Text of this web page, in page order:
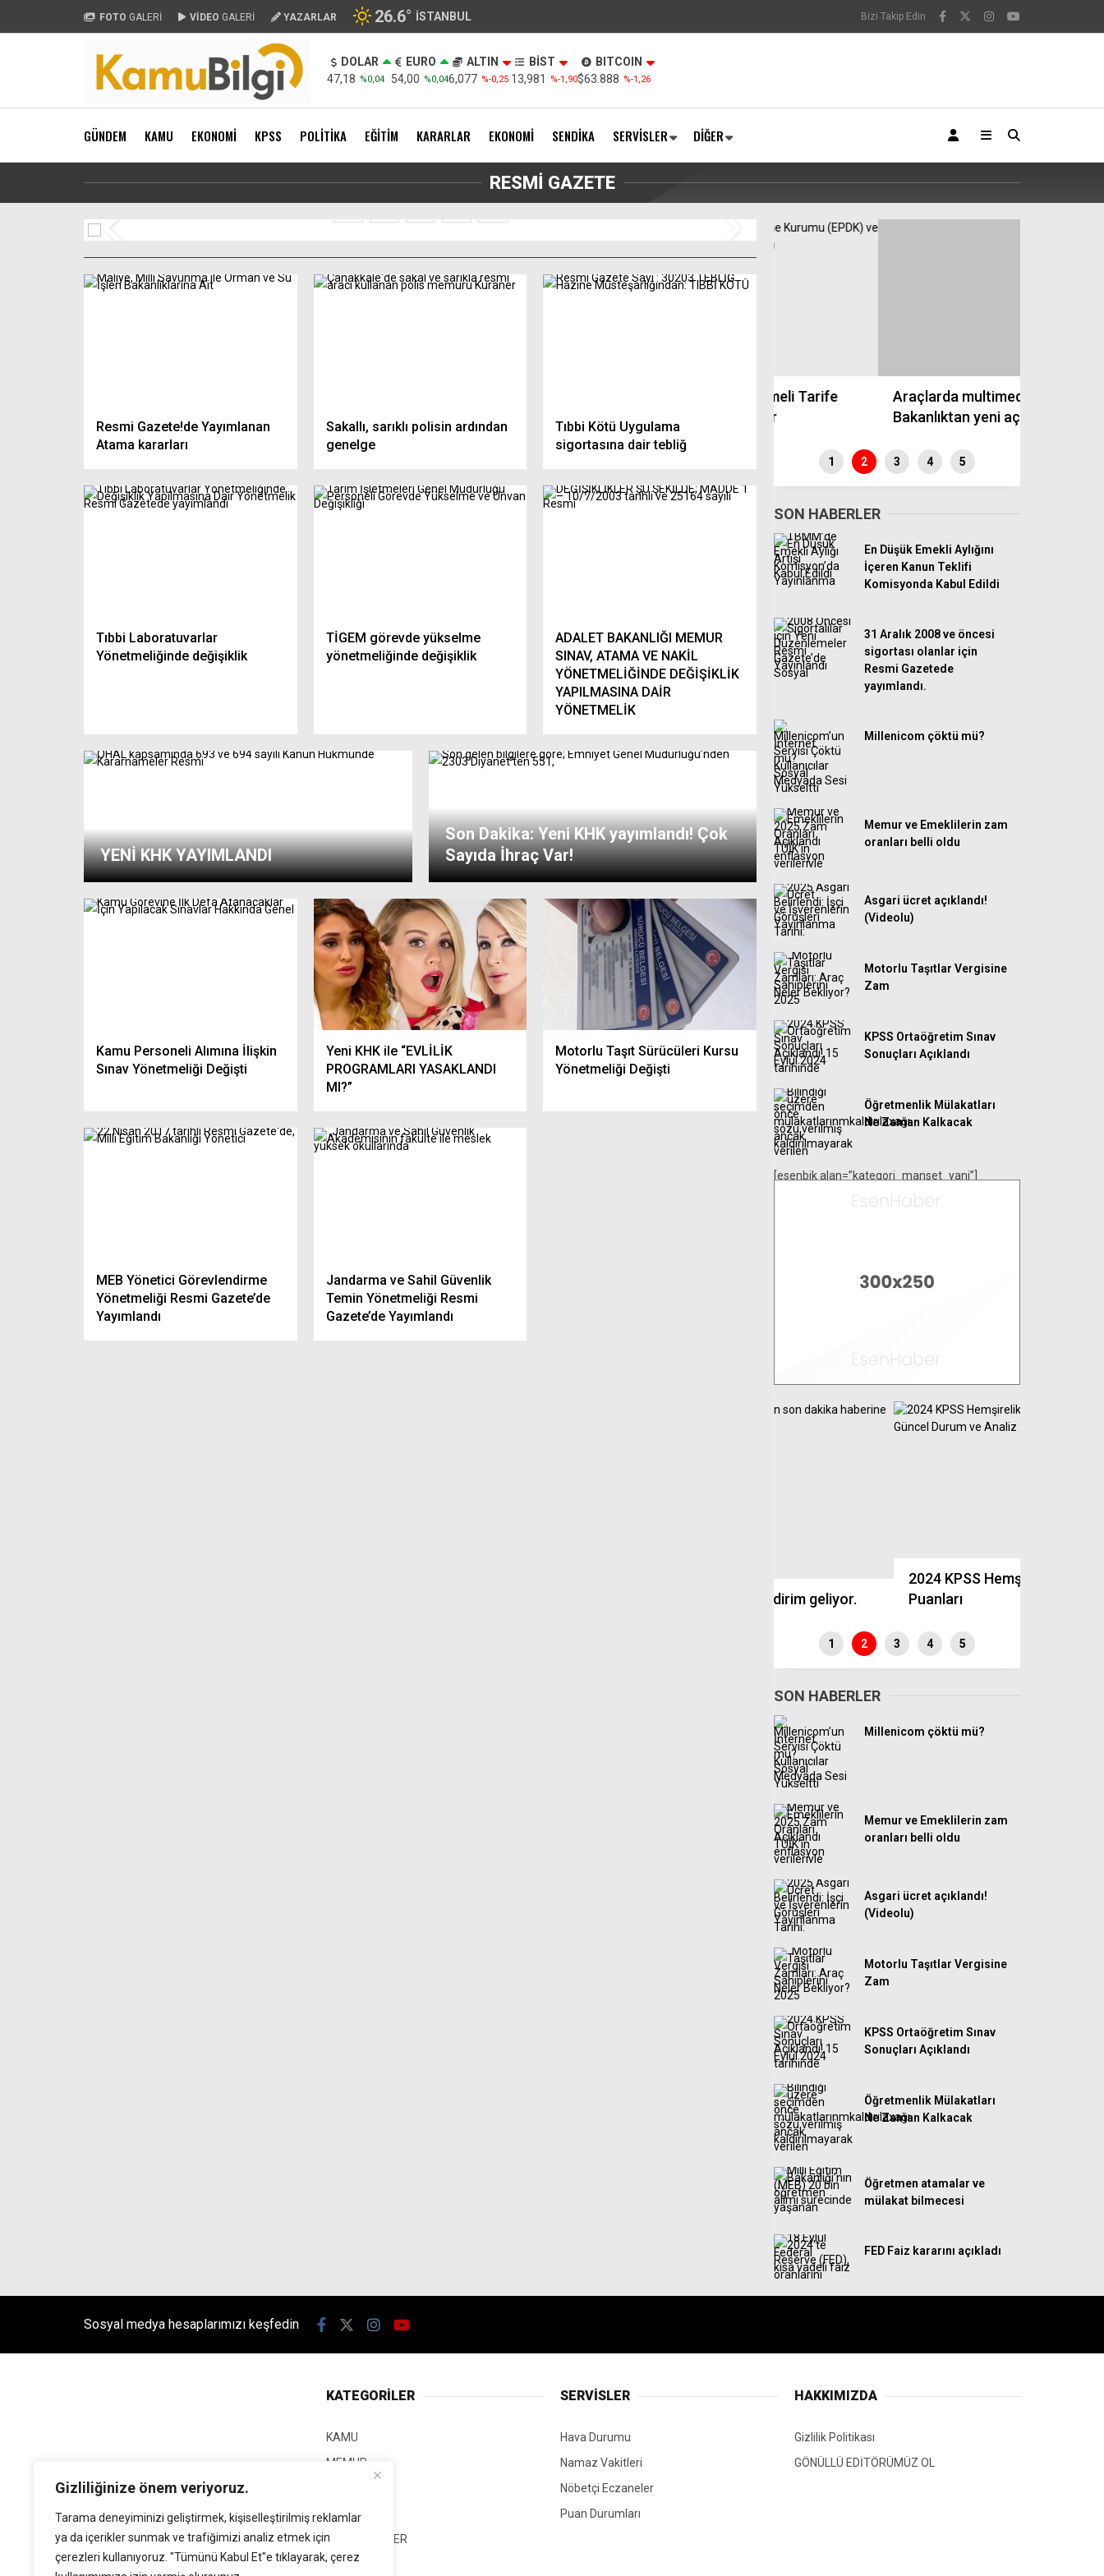
Gizliliğinize önem veriyoruz.
Tarama deneyiminizi geliştirmek, kişiselleştirilmiş reklamlar
ya da içerikler sunmak ve trafiğimizi analiz etmek için
çerezleri kullanıyoruz. "Tümünü Kabul Et"e tıklayarak, çerez
FOTO GALERİ VİDEO GALERİ YAZARLAR 26.6° İSTANBUL Bizi Takip Edin
DOLAR
47,18 %0,04
EURO
54,00 %0,04
ALTIN
6,077 %-0,25
BİST
13,981
%-1,90
BITCOIN
$63.888 %-1,26
GÜNDEM KAMU EKONOMİ KPSS POLİTİKA EĞİTİM KARARLAR EKONOMİ SENDİKA SERVİSLER DİĞER
RESMİ GAZETE
31 Aralık 2008 ve öncesi sigortası olanlar için Resmi Gazetede yayımlandı. 2021 yılı Arabuluculuk
1 2 3 4 5
Resmi Gazete!de Yayımlanan
Atama kararları
Sakallı, sarıklı polisin ardından
genelge
Tıbbi Kötü Uygulama
sigortasına dair tebliğ
Tıbbi Laboratuvarlar
Yönetmeliğinde değişiklik
TİGEM görevde yükselme
yönetmeliğinde değişiklik
ADALET BAKANLIĞI MEMUR
SINAV, ATAMA VE NAKİL
YÖNETMELİĞİNDE DEĞİŞİKLİK
YAPILMASINA DAİR
YÖNETMELİK
YENİ KHK YAYIMLANDI
Son Dakika: Yeni KHK yayımlandı! Çok
Sayıda İhraç Var!
Kamu Personeli Alımına İlişkin
Sınav Yönetmeliği Değişti
Yeni KHK ile “EVLİLİK
PROGRAMLARI YASAKLANDI
MI?”
Motorlu Taşıt Sürücüleri Kursu
Yönetmeliği Değişti
MEB Yönetici Görevlendirme
Yönetmeliği Resmi Gazete’de
Yayımlandı
Jandarma ve Sahil Güvenlik
Temin Yönetmeliği Resmi
Gazete’de Yayımlandı
Araçlarda multimedya bilmecesi.
Bakanlıktan yeni açıklama geldi
1 2 3 4 5
SON HABERLER
En Düşük Emekli Aylığını
İçeren Kanun Teklifi
Komisyonda Kabul Edildi
31 Aralık 2008 ve öncesi
sigortası olanlar için
Resmi Gazetede
yayımlandı.
Millenicom çöktü mü?
Memur ve Emeklilerin zam
oranları belli oldu
Asgari ücret açıklandı!
(Videolu)
Motorlu Taşıtlar Vergisine
Zam
KPSS Ortaöğretim Sınav
Sonuçları Açıklandı
Öğretmenlik Mülakatları
Ne Zaman Kalkacak
[esenbik alan=”kategori_manset_yani”]
2024 KPSS Hemşirelik Atama
Puanları
1 2 3 4 5
SON HABERLER
Millenicom çöktü mü?
Memur ve Emeklilerin zam
oranları belli oldu
Asgari ücret açıklandı!
(Videolu)
Motorlu Taşıtlar Vergisine
Zam
KPSS Ortaöğretim Sınav
Sonuçları Açıklandı
Öğretmenlik Mülakatları
Ne Zaman Kalkacak
Öğretmen atamalar ve
mülakat bilmecesi
FED Faiz kararını açıkladı
Sosyal medya hesaplarımızı keşfedin
KATEGORİLER
KAMU
MEMUR
EĞİTİM
GÜNCEL HABER
SİYASET
SERVİSLER
Hava Durumu
Namaz Vakitleri
Nöbetçi Eczaneler
Puan Durumları
HAKKIMIZDA
Gizlilik Politikası
GÖNÜLLÜ EDİTÖRÜMÜZ OL